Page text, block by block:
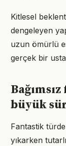
Kitlesel
dengeleyen
uzun ömürlü
gerçek bir
büyük
Fantastik
yıkarken